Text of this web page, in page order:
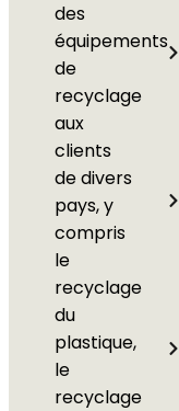
des
équipements
de
recyclage
aux
clients
de divers
pays, y
compris
le
recyclage
du
plastique,
le
recyclage